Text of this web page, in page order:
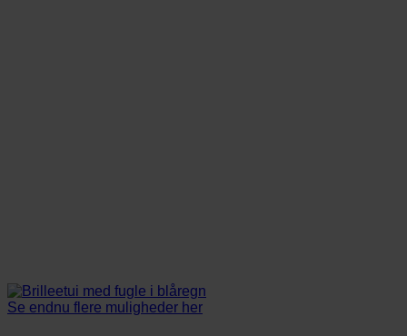
Se endnu flere muligheder her